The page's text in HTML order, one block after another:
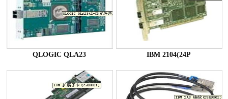
QLOGIC QLA23 IBM 2104(24P